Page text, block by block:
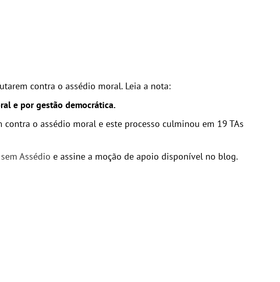
contra o assédio moral. Leia a nota:
e por gestão democrática.
o assédio moral e este processo culminou em 19 TAs
Assédio e assine a moção de apoio disponível no blog.